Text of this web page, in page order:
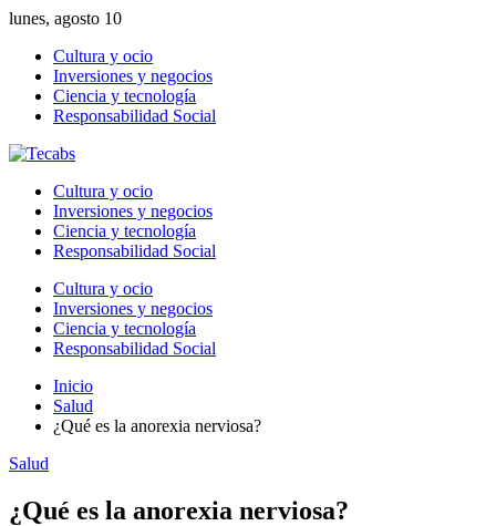
lunes, agosto 10
Cultura y ocio
Inversiones y negocios
Ciencia y tecnología
Responsabilidad Social
Cultura y ocio
Inversiones y negocios
Ciencia y tecnología
Responsabilidad Social
Cultura y ocio
Inversiones y negocios
Ciencia y tecnología
Responsabilidad Social
Inicio
Salud
¿Qué es la anorexia nerviosa?
Salud
¿Qué es la anorexia nerviosa?